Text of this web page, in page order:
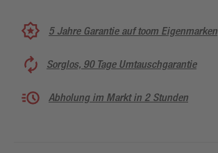
5 Jahre Garantie auf toom Eigenmarken
Sorglos, 90 Tage Umtauschgarantie
Abholung im Markt in 2 Stunden